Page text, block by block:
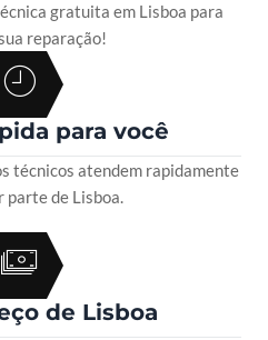
gratuita em Lisboa para
reparação!
para você
técnicos atendem rapidamente
parte de Lisboa.
de Lisboa